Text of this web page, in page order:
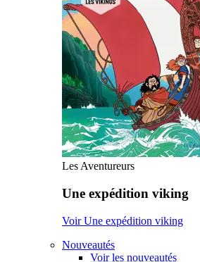
Les Aventureurs
Une expédition viking
Voir Une expédition viking
Nouveautés
Voir les nouveautés